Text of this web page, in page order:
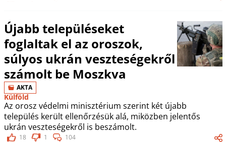
Újabb településeket
foglaltak el az oroszok,
súlyos ukrán veszteségekről
számolt be Moszkva
AKTA
Külföld
Az orosz védelmi minisztérium szerint két újabb
település került ellenőrzésük alá, miközben jelentős
ukrán veszteségekről is beszámolt.
18 1 104